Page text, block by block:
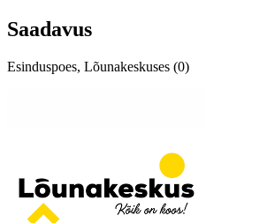
Saadavus
Esinduspoes, Lõunakeskuses (0)